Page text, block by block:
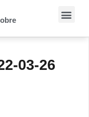
03-26